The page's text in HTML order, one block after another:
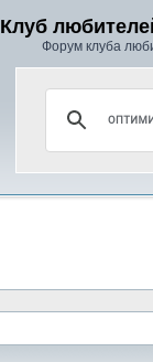
Клуб
Форум клуба